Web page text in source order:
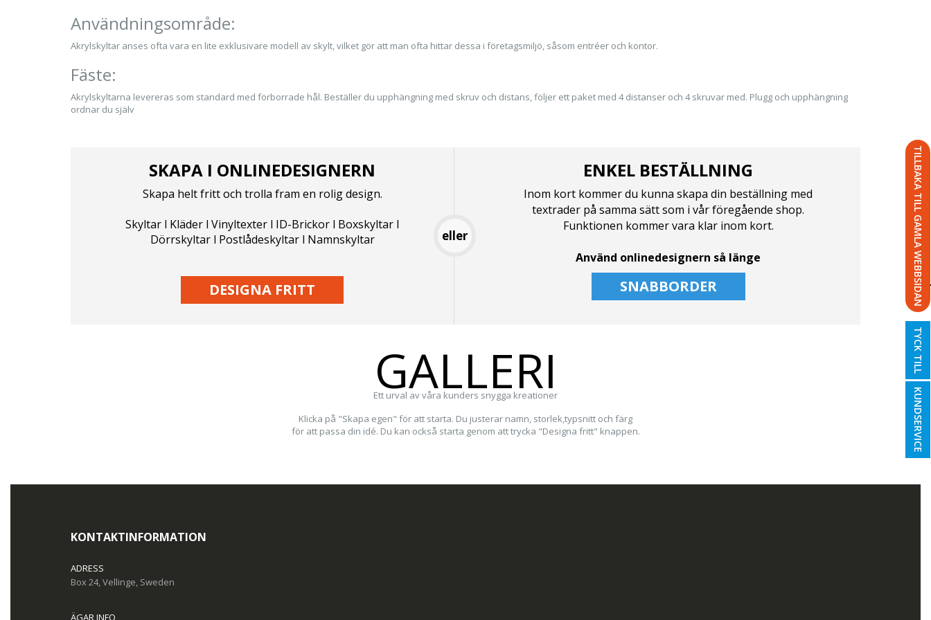
TILLBAKA TILL GAMLA WEBBSIDAN
TYCK TILL
KUNDSERVICE
Användningsområde:
Akrylskyltar anses ofta vara en lite exklusivare modell av skylt, vilket gör att man ofta hittar dessa i företagsmiljö, såsom entréer och kontor.
Fäste:
Akrylskyltarna levereras som standard med förborrade hål. Beställer du upphängning med skruv och distans, följer ett paket med 4 distanser och 4 skruvar med. Plugg och upphängning
ordnar du själv
SKAPA I ONLINEDESIGNERN
Skapa helt fritt och trolla fram en rolig design.
Skyltar l Kläder l Vinyltexter l ID-Brickor l Boxskyltar l
Dörrskyltar l Postlådeskyltar l Namnskyltar
DESIGNA FRITT
eller
ENKEL BESTÄLLNING
Inom kort kommer du kunna skapa din beställning med
textrader på samma sätt som i vår föregående shop.
Funktionen kommer vara klar inom kort.
Använd onlinedesignern så länge
SNABBORDER
GALLERI
Ett urval av våra kunders snygga kreationer
Klicka på "Skapa egen" för att starta. Du justerar namn, storlek,typsnitt och färg
för att passa din idé. Du kan också starta genom att trycka "Designa fritt" knappen.
KONTAKTINFORMATION
ADRESS
Box 24, Vellinge, Sweden
ÄGAR INFO